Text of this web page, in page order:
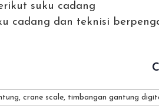
suku cadang
cadang dan teknisi